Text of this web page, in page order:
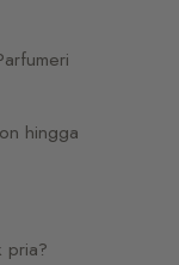
hingga
pria?